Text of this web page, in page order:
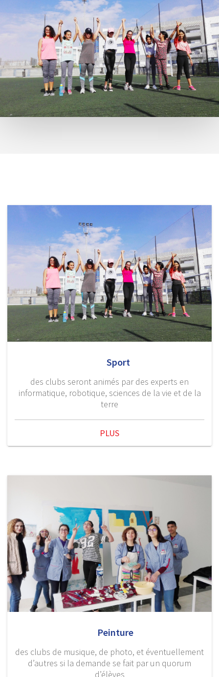
Sport
des clubs seront animés par des experts en
informatique, robotique, sciences de la vie et de la
terre
PLUS
Peinture
des clubs de musique, de photo, et éventuellement
d’autres si la demande se fait par un quorum
d’élèves